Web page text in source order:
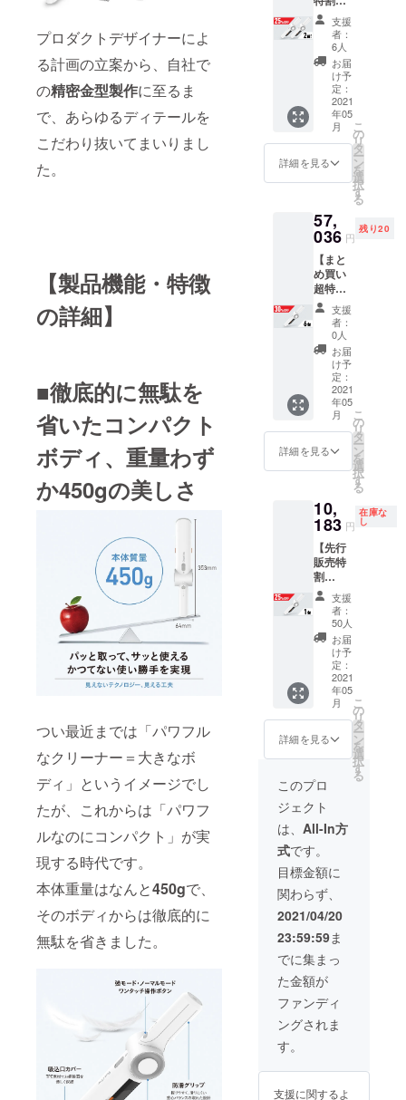
プロダクトデザイナーによ
る計画の立案から、自社で
の精密金型製作に至るま
で、あらゆるディテールを
こだわり抜いてまいりまし
た。
【製品機能・特徴
の詳細】
■徹底的に無駄を
省いたコンパクト
ボディ、重量わず
か450gの美しさ
つい最近までは「パワフル
なクリーナー＝大きなボ
ディ」というイメージでし
たが、これからは「パワフ
ルなのにコンパクト」が実
現する時代です。
本体重量はなんと450gで、
そのボディからは徹底的に
無駄を省きました。
円)＋送
料(一律
600円)
に対す
るもの
です。
※追跡可
能の佐
川急便
で配送
いたし
ます。
※ご支援
上回っ
た場
合、製
造工程
上の都
合等に
より出
荷時期
が遅れ
る場合
がござ
いま
す。
扱説明
書）＋
交換用
HEPA
フィル
ターx1
個 ＋ 交
換用ス
ポンジ
フィル
ターx1
込予定
販売価
格
(12,980
円)＋送
料(一律
600円)
に対す
るもの
です。
※追跡可
能の佐
川急便
で配送
いたし
ます。
※ご支援
た場
合、製
造工程
上の都
合等に
より出
荷時期
が遅れ
る場合
がござ
いま
す。
25%OF
F】 -----
-----------
-----------
------- ※
梱包明
細：2台
ｘ「
JY33（
本体、
隙間ノ
ズル、
ブラ
USB
Type-C
ケーブ
ル
1.2m、
充電
器、取
扱説明
書）＋
交換用
HEPA
フィル
ターx1
個 ＋ 交
換用ス
ポンジ
フィル
は、税
込予定
販売価
格
(12,980
円)＋送
料(一律
600円)
に対す
るもの
です。
※割引後
単価
10,185
円(税
込・送
料込）
※追跡可
川急便
いたし
ます。
※ご支援
の数が
想定を
上回っ
た場
合、製
上の都
合等に
より出
荷時期
が遅れ
る場合
がござ
支援
者：
6人
お届
け予
定：
2021
年05
月
詳細を見る
こ
の
リ
タ
ー
ン
を
選
択
す
る
57,
036 円
残り20
【まと
め買い
超特割
30%OF
F】 -----
-----------
-----------
------- ※
梱包明
細：6台
ｘ「
JY33（
本体、
隙間ノ
ズル、
ブラ
USB
Type-C
ケーブ
ル
1.2m、
充電
器、取
扱説明
書）＋
交換用
HEPA
フィル
ターx1
個 ＋ 交
換用ス
ポンジ
フィル
※割引率
は、税
込予定
販売価
格
(12,980
円)＋送
料(一律
600円)
に対す
るもの
です。
※割引後
単価
9,503円
(税込・
送料
込） ※
川急便
で配送
支援
者：
0人
お届
け予
定：
2021
年05
月
詳細を見る
こ
の
リ
タ
ー
ン
を
選
択
す
る
10,
183 円
在庫な
し
【先行
販売特
割
25%OF
F】 -----
-----------
-----------
------- ※
梱包明
細：
JY33（
本体、
隙間ノ
ズル、
ブラ
シ、
USB
Type-C
ケーブ
ル
1.2m、
充電
器、取
扱説明
書）＋
交換用
HEPA
フィル
ターx1
個 ＋ 交
換用ス
ポンジ
フィル
ターx1
引率
支援
者：
50人
お届
け予
定：
2021
年05
月
詳細を見る
こ
の
リ
タ
ー
ン
を
選
択
す
る
このプロ
ジェクト
は、 All-In方
式です。
目標金額に
関わらず、
2021/04/20
23:59:59ま
でに集まっ
た金額が
ファンディ
ングされま
す。
支援に関するよ